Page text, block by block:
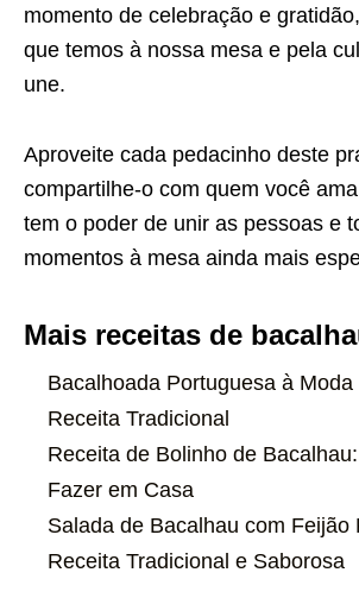
momento de celebração e
que temos à nossa mesa e pela
une.
Aproveite cada pedacinho deste
compartilhe-o com quem você
tem o poder de unir as pessoas e
momentos à mesa ainda mais
Mais receitas de
Bacalhoada Portuguesa à Moda
Receita Tradicional
Receita de Bolinho de
Fazer em Casa
Salada de Bacalhau com Feijão
Receita Tradicional e Saborosa